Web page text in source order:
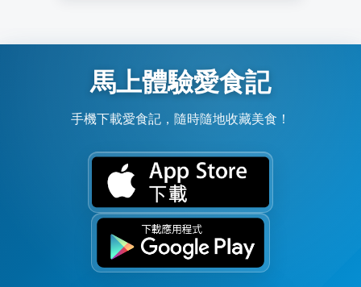
馬上體驗愛食記
手機下載愛食記，隨時隨地收藏美食！